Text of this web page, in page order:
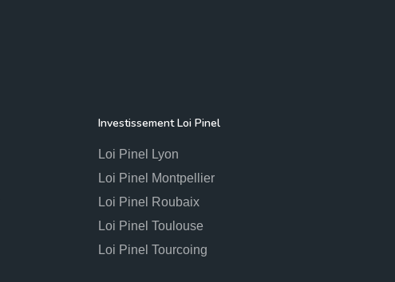
Investissement Loi Pinel
Loi Pinel Lyon
Loi Pinel Montpellier
Loi Pinel Roubaix
Loi Pinel Toulouse
Loi Pinel Tourcoing